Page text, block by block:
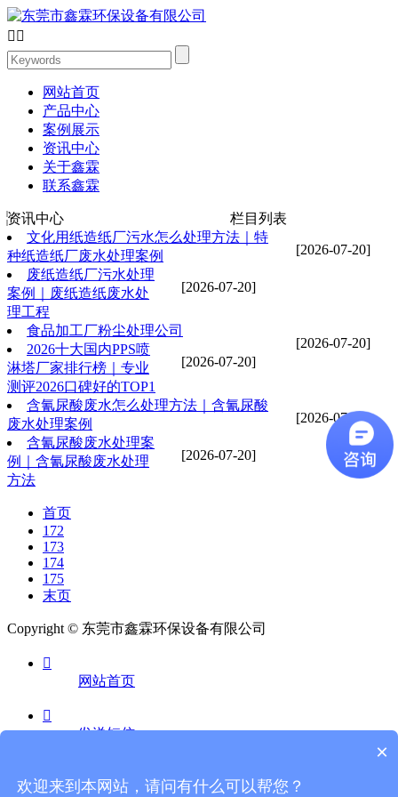
 
网站首页
产品中心
案例展示
资讯中心
关于鑫霖
联系鑫霖
资讯中心 栏目列表
[2026-07-20]
文化用纸造纸厂污水怎么处理方法｜特
种纸造纸厂废水处理案例
[2026-07-20]
废纸造纸厂污水处理
案例｜废纸造纸废水处
理工程
[2026-07-20]
食品加工厂粉尘处理公司
[2026-07-20]
2026十大国内PPS喷
淋塔厂家排行榜｜专业
测评2026口碑好的TOP1
[2026-07-20]
含氰尿酸废水怎么处理方法｜含氰尿酸
废水处理案例
[2026-07-20]
含氰尿酸废水处理案
例｜含氰尿酸废水处理
方法
首页
172
173
174
175
末页
Copyright © 东莞市鑫霖环保设备有限公司

网站首页

发送短信
电话咨询
×
欢迎来到本网站，请问有什么可以帮您？